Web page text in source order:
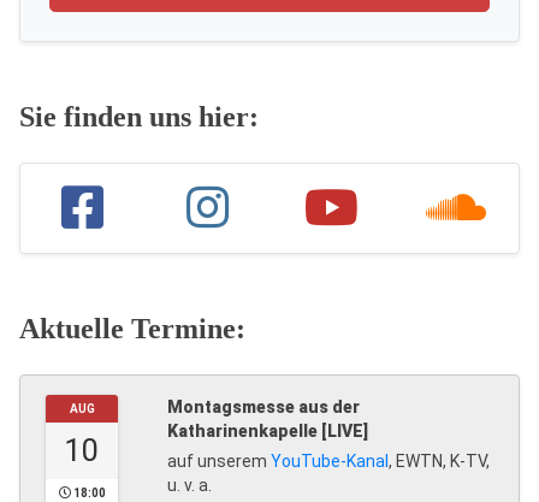
Sie finden uns hier:
Aktuelle Termine:
AUG
10
18:00
Montagsmesse aus der
Katharinenkapelle [LIVE]
auf unserem YouTube-Kanal, EWTN, K-TV,
u. v. a.